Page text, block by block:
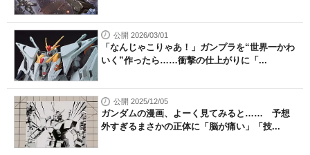
公開 2026/03/01
「なんじゃこりゃあ！」ガンプラを“世界一かわ
いく”作ったら……衝撃の仕上がりに「...
公開 2025/12/05
ガンダムの漫画、よーく見てみると…… 予想
外すぎるまさかの正体に「脳が痛い」「技...